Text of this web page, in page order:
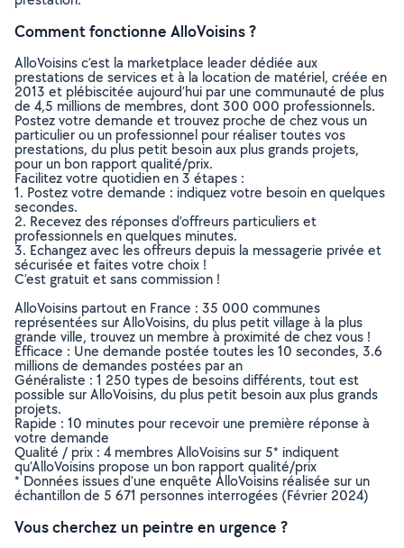
Comment fonctionne AlloVoisins ?
AlloVoisins c’est la marketplace leader dédiée aux
prestations de services et à la location de matériel, créée en
2013 et plébiscitée aujourd’hui par une communauté de plus
de 4,5 millions de membres, dont 300 000 professionnels.
Postez votre demande et trouvez proche de chez vous un
particulier ou un professionnel pour réaliser toutes vos
prestations, du plus petit besoin aux plus grands projets,
pour un bon rapport qualité/prix.
Facilitez votre quotidien en 3 étapes :
1. Postez votre demande : indiquez votre besoin en quelques
secondes.
2. Recevez des réponses d’offreurs particuliers et
professionnels en quelques minutes.
3. Echangez avec les offreurs depuis la messagerie privée et
sécurisée et faites votre choix !
C’est gratuit et sans commission !
AlloVoisins partout en France : 35 000 communes
représentées sur AlloVoisins, du plus petit village à la plus
grande ville, trouvez un membre à proximité de chez vous !
Efficace : Une demande postée toutes les 10 secondes, 3.6
millions de demandes postées par an
Généraliste : 1 250 types de besoins différents, tout est
possible sur AlloVoisins, du plus petit besoin aux plus grands
projets.
Rapide : 10 minutes pour recevoir une première réponse à
votre demande
Qualité / prix : 4 membres AlloVoisins sur 5* indiquent
qu’AlloVoisins propose un bon rapport qualité/prix
* Données issues d’une enquête AlloVoisins réalisée sur un
échantillon de 5 671 personnes interrogées (Février 2024)
Vous cherchez un peintre en urgence ?